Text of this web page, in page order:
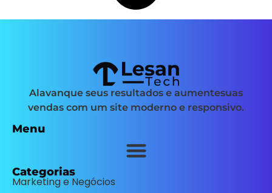
Alavanque seus resultados e aumentesuas
vendas com um site moderno e responsivo.
Menu
Categorias
Marketing e Negócios